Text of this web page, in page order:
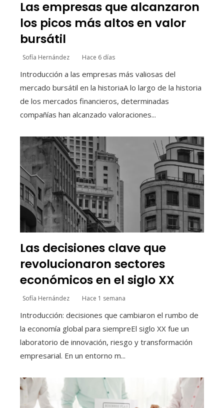
Las empresas que alcanzaron
los picos más altos en valor
bursátil
Sofía Hernández Hace 6 días
Introducción a las empresas más valiosas del
mercado bursátil en la historiaA lo largo de la historia
de los mercados financieros, determinadas
compañías han alcanzado valoraciones...
Las decisiones clave que
revolucionaron sectores
económicos en el siglo XX
Sofía Hernández Hace 1 semana
Introducción: decisiones que cambiaron el rumbo de
la economía global para siempreEl siglo XX fue un
laboratorio de innovación, riesgo y transformación
empresarial. En un entorno m...